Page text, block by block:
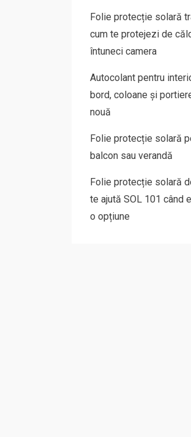
Folie protecție solară
cum te protejezi de
întuneci camera
Autocolant pentru
bord, coloane și
nouă
Folie protecție solară
balcon sau verandă
Folie protecție solară
te ajută SOL 101 când
o opțiune